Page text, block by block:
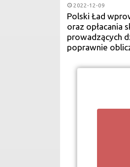
2022-12-09
Polski Ład
oraz opłacania
prowadzących
poprawnie